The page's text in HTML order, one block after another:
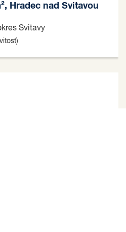
Hradec nad Svitavou
Svitavy